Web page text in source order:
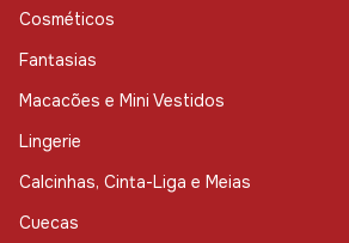
Cosméticos
Fantasias
Macacões e Mini Vestidos
Lingerie
Calcinhas, Cinta-Liga e Meias
Cuecas